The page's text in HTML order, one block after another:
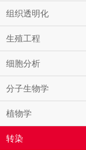
组织透明化
生殖工程
细胞分析
分子生物学
植物学
转染